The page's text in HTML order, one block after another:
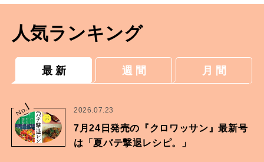
人気ランキング
最 新 週 間 月 間
No.
1 2026.07.23
7月24日発売の『クロワッサン』最新号
は「夏バテ撃退レシピ。」